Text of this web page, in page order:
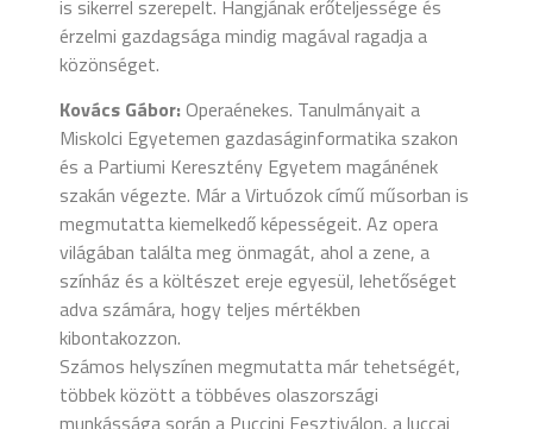
is sikerrel szerepelt. Hangjának erőteljessége és
érzelmi gazdagsága mindig magával ragadja a
közönséget.
Kovács Gábor: Operaénekes. Tanulmányait a
Miskolci Egyetemen gazdaságinformatika szakon
és a Partiumi Keresztény Egyetem magánének
szakán végezte. Már a Virtuózok című műsorban is
megmutatta kiemelkedő képességeit. Az opera
világában találta meg önmagát, ahol a zene, a
színház és a költészet ereje egyesül, lehetőséget
adva számára, hogy teljes mértékben
kibontakozzon.
Számos helyszínen megmutatta már tehetségét,
többek között a többéves olaszországi